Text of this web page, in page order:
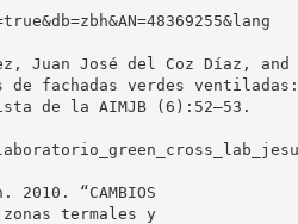
Juan José del Coz Díaz, and
de fachadas verdes
de la AIMJB (6):52–53.
“CAMBIOS
zonas termales y